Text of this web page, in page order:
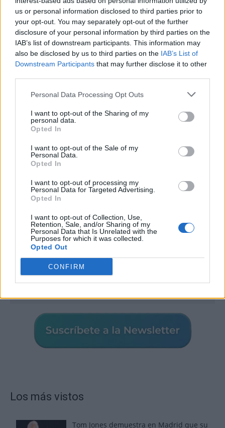
us or personal information disclosed to third parties prior to
your opt-out. You may separately opt-out of the further
disclosure of your personal information by third parties on the
IAB’s list of downstream participants. This information may
also be disclosed by us to third parties on the IAB’s List of
Downstream Participants that may further disclose it to other
Personal Data Processing Opt Outs
I want to opt-out of the Sharing of my
personal data.
Opted In
I want to opt-out of the Sale of my
Personal Data.
Opted In
I want to opt-out of processing my
Personal Data for Targeted Advertising.
Opted In
I want to opt-out of Collection, Use,
Retention, Sale, and/or Sharing of my
Personal Data that Is Unrelated with the
Purposes for which it was collected.
Opted Out
CONFIRM
Publicidad
Los más vistos
Tom Jones demuestra en Madrid que su